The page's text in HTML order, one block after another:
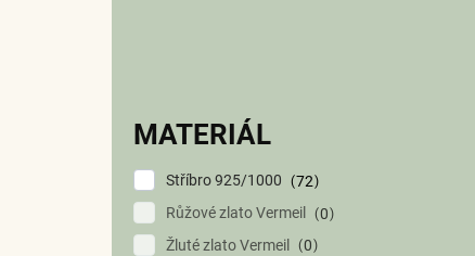
MATERIÁL
Stříbro 925/1000
72
Růžové zlato Vermeil
0
Žluté zlato Vermeil
0